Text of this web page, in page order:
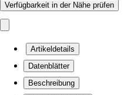
Verfügbarkeit in der Nähe prüfen
Artikeldetails
Datenblätter
Beschreibung